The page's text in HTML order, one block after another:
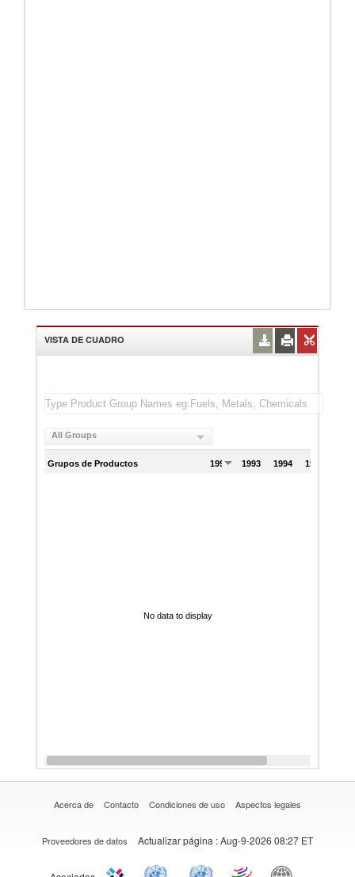
VISTA DE CUADRO
All Groups
Grupos de Productos 1992 1993 1994 1995
No data to display
Acerca de Contacto Condiciones de uso Aspectos legales
Proveedores de datos Actualizar página : Aug-9-2026 08:27 ET